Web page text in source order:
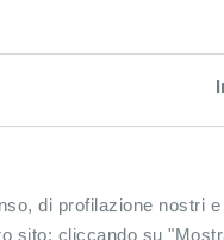
di profilazione nostri
sito; cliccando su
a fattori climatici, esterni
MER GIO